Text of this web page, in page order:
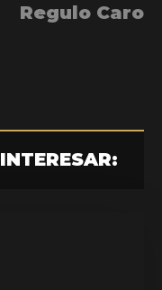
Regulo Caro